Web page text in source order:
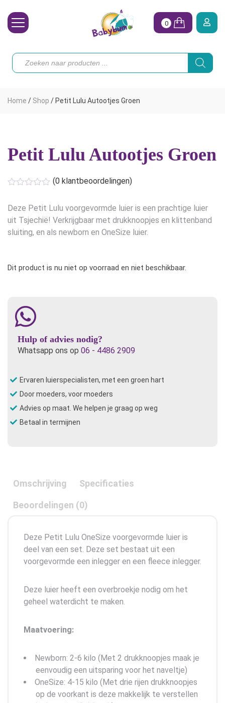
Toebehoren
Onze merken
Hoe begin ik?
0
Producten
zoeken
Home / Shop / Petit Lulu Autootjes Groen
Petit Lulu Autootjes Groen
(0 klantbeoordelingen)
Deze Petit Lulu voorgevormde luier is een prachtige luier
uit Tsjechië! Verkrijgbaar met drukknoopjes en klittenband
sluiting, en als newborn en OneSize luier.
Dit product is nu niet op voorraad en niet beschikbaar.
Hulp of advies nodig?
Whatsapp ons op 06 - 4486 2909
Ervaren luierspecialisten, met een groen hart
Door moeders, voor moeders
Advies op maat. We helpen je graag op weg
Betaal in termijnen
Omschrijving Specificaties
Beoordelingen (0)
Deze Petit Lulu OneSize voorgevormde luier is
deel van een set. Deze set bestaat uit een
voorgevormde een inlegger en een fleece inlegger.
Deze luier heeft een overbroekje nodig om het
geheel waterdicht te maken.
Maatvoering:
Newborn: 2-6 kilo (Met 2 drukknoopjes maak je
eenvoudig een uitsparing voor het naveltje)
OneSize: 4-15 kilo (Met drie rijen drukknoopjes
op de voorkant is deze makkelijk te verstellen